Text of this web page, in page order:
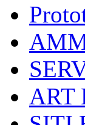
ART